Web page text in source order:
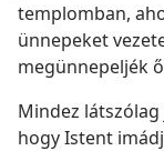
templomban,
ünnepeket
megünnepeljék
Mindez
hogy Istent